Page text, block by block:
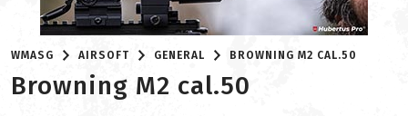
WMASG AIRSOFT GENERAL BROWNING M2 CAL.50
Browning M2 cal.50